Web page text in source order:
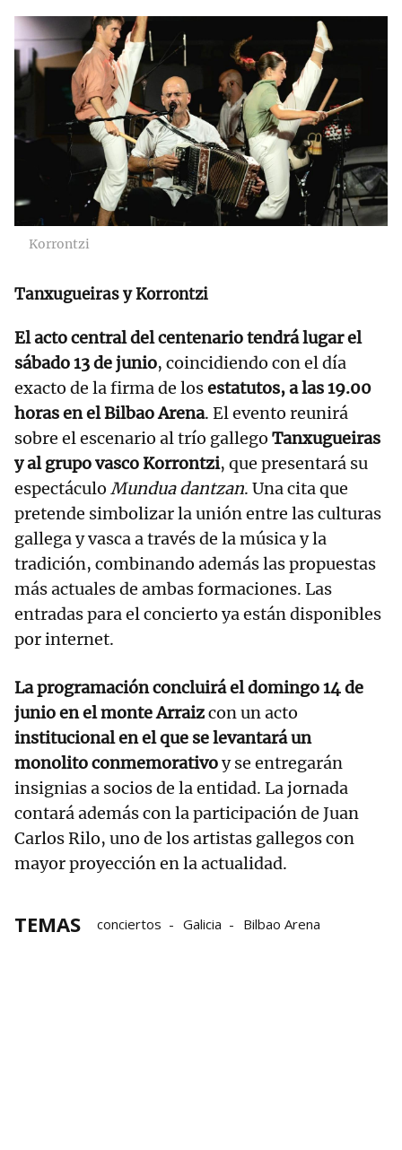
Korrontzi
Tanxugueiras y Korrontzi
El acto central del centenario tendrá lugar el
sábado 13 de junio, coincidiendo con el día
exacto de la firma de losestatutos, a las 19.00
horas en el Bilbao Arena. El evento reunirá
sobre el escenario al trío gallego Tanxugueiras
y al grupo vasco Korrontzi, que presentará su
espectáculo Mundua dantzan. Una cita que
pretende simbolizar la unión entre las culturas
gallega y vasca a través de la música y la
tradición, combinando además las propuestas
más actuales de ambas formaciones. Las
entradas para el concierto ya están disponibles
por internet.
La programación concluirá el domingo 14 de
junio en el monte Arraizcon un acto
institucional en el que se levantará un
monolito conmemorativoy se entregarán
insignias a socios de la entidad. La jornada
contará además con la participación de Juan
Carlos Rilo, uno de los artistas gallegos con
mayor proyección en la actualidad.
TEMAS conciertos Galicia Bilbao Arena